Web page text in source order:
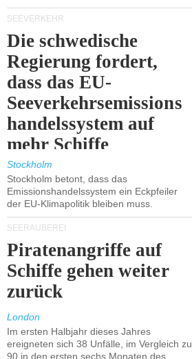
SEEVERKEHR
Die schwedische
Regierung fordert,
dass das EU-
Seeverkehrsemissions
handelssystem auf
mehr Schiffe
ausgeweitet wird.
Stockholm
Stockholm betont, dass das
Emissionshandelssystem ein Eckpfeiler
der EU-Klimapolitik bleiben muss.
SEERÄUBEREI
Piratenangriffe auf
Schiffe gehen weiter
zurück
London
Im ersten Halbjahr dieses Jahres
ereigneten sich 38 Unfälle, im Vergleich zu
90 in den ersten sechs Monaten des